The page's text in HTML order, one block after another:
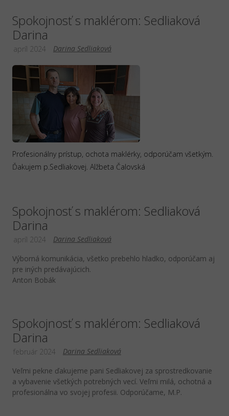
Spokojnosť s maklérom: Sedliaková
Darina
Darina Sedliaková
apríl 2024
Profesionálny prístup, ochota maklérky, odporúčam všetkým.
Ďakujem p.Sedliakovej. Alžbeta Čalovská
Spokojnosť s maklérom: Sedliaková
Darina
Darina Sedliaková
apríl 2024
Výborná komunikácia, všetko prebehlo hladko, odporúčam aj
pre iných predávajúcich.
Anton Bobák
Spokojnosť s maklérom: Sedliaková
Darina
Darina Sedliaková
február 2024
Veľmi pekne ďakujeme pani Sedliakovej za sprostredkovanie
a vybavenie všetkých potrebných vecí. Veľmi milá, ochotná a
profesionálna vo svojej profesii. Odporúčame, M.P.